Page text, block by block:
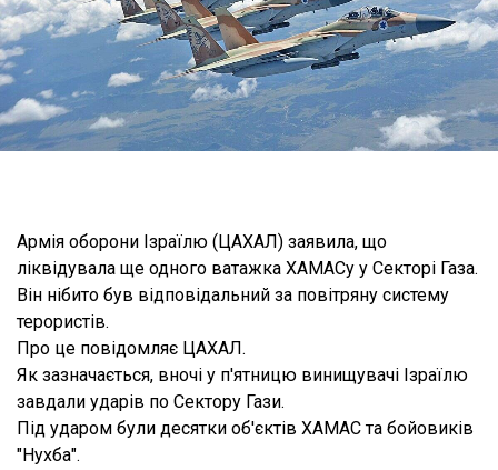
Армія оборони Ізраїлю (ЦАХАЛ) заявила, що
ліквідувала ще одного ватажка ХАМАСу у Секторі Газа.
Він нібито був відповідальний за повітряну систему
терористів.
Про це повідомляє ЦАХАЛ.
Як зазначається, вночі у п'ятницю винищувачі Ізраїлю
завдали ударів по Сектору Гази.
Під ударом були десятки об'єктів ХАМАС та бойовиків
"Нухба".